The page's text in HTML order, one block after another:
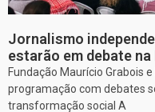
Jornalismo
estarão em debate na
Fundação Maurício Grabois
programação com debates
transformação social A